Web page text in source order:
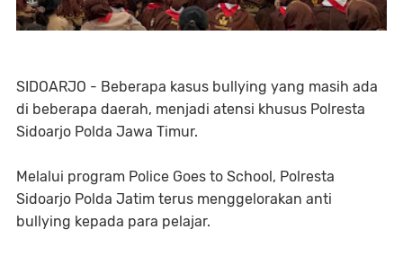
SIDOARJO - Beberapa kasus bullying yang masih ada
di beberapa daerah, menjadi atensi khusus Polresta
Sidoarjo Polda Jawa Timur.
Melalui program Police Goes to School, Polresta
Sidoarjo Polda Jatim terus menggelorakan anti
bullying kepada para pelajar.